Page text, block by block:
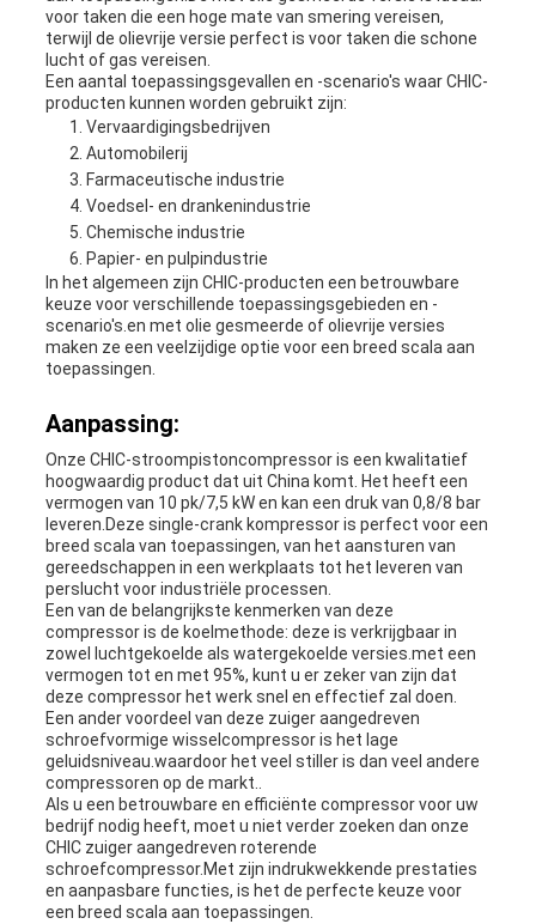
voor taken die een hoge mate van smering vereisen,
terwijl de olievrije versie perfect is voor taken die schone
lucht of gas vereisen.
Een aantal toepassingsgevallen en -scenario's waar CHIC-
producten kunnen worden gebruikt zijn:
Vervaardigingsbedrijven
Automobilerij
Farmaceutische industrie
Voedsel- en drankenindustrie
Chemische industrie
Papier- en pulpindustrie
In het algemeen zijn CHIC-producten een betrouwbare
keuze voor verschillende toepassingsgebieden en -
scenario's.en met olie gesmeerde of olievrije versies
maken ze een veelzijdige optie voor een breed scala aan
toepassingen.
Aanpassing:
Onze CHIC-stroompistoncompressor is een kwalitatief
hoogwaardig product dat uit China komt. Het heeft een
vermogen van 10 pk/7,5 kW en kan een druk van 0,8/8 bar
leveren.Deze single-crank kompressor is perfect voor een
breed scala van toepassingen, van het aansturen van
gereedschappen in een werkplaats tot het leveren van
perslucht voor industriële processen.
Een van de belangrijkste kenmerken van deze
compressor is de koelmethode: deze is verkrijgbaar in
zowel luchtgekoelde als watergekoelde versies.met een
vermogen tot en met 95%, kunt u er zeker van zijn dat
deze compressor het werk snel en effectief zal doen.
Een ander voordeel van deze zuiger aangedreven
schroefvormige wisselcompressor is het lage
geluidsniveau.waardoor het veel stiller is dan veel andere
compressoren op de markt..
Als u een betrouwbare en efficiënte compressor voor uw
bedrijf nodig heeft, moet u niet verder zoeken dan onze
CHIC zuiger aangedreven roterende
schroefcompressor.Met zijn indrukwekkende prestaties
en aanpasbare functies, is het de perfecte keuze voor
een breed scala aan toepassingen.